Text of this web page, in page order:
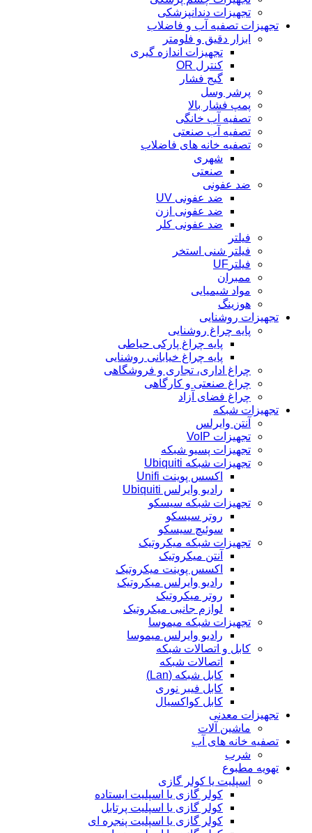
تجهیزات دندانپزشکی
تجهیزات تصفیه آب و فاضلاب
ابزار دقیق و فلومتر
تجهیزات اندازه گیری
کنترل OR
گیج فشار
پرشر وسل
پمپ فشار بالا
تصفیه آب خانگی
تصفیه آب صنعتی
تصفیه خانه های فاضلاب
شهری
صنعتی
ضد عفونی
ضد عفونی UV
ضد عفونی ازن
ضد عفونی کلر
فیلتر
فیلتر شنی استخر
فیلترUF
ممبران
مواد شیمیایی
هوزینگ
تجهیزات روشنایی
پایه چراغ روشنایی
پایه چراغ پارکی حیاطی
پایه چراغ خیابانی روشنایی
چراغ اداری، تجاری و فروشگاهی
چراغ صنعتی و کارگاهی
چراغ فضای آزاد
تجهیزات شبکه
آنتن وایرلس
تجهیزات VoIP
تجهیزات پسیو شبکه
تجهیزات شبکه Ubiquiti
اکسس پوینت Unifi
رادیو وایرلس Ubiquiti
تجهیزات شبکه سیسکو
روتر سیسکو
سوئیچ سیسکو
تجهیزات شبکه میکروتیک
آنتن میکروتیک
اکسس پوینت میکروتیک
رادیو وایرلس میکروتیک
روتر میکروتیک
لوازم جانبی میکروتیک
تجهیزات شبکه میموسا
رادیو وایرلس میموسا
کابل و اتصالات شبکه
اتصالات شبکه
کابل شبکه (Lan)
کابل فیبر نوری
کابل کواکسیال
تجهیزات معدنی
ماشین آلات
تصفیه خانه های آب
شرب
تهویه مطبوع
اسپلیت یا کولر گازی
کولر گازی یا اسپلیت ایستاده
کولر گازی یا اسپلیت پرتابل
کولر گازی یا اسپلیت پنجره ای